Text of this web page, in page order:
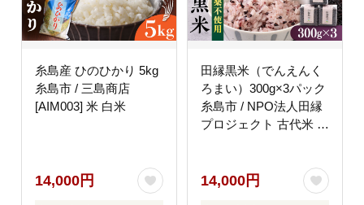
糸島産 ひのひかり 5kg
糸島市 / 三島商店
[AIM003] 米 白米
14,000円
田縁黒米（でんえんく
ろまい）300g×3パック
糸島市 / NPO法人田縁
プロジェクト 古代米 黒
14,000円